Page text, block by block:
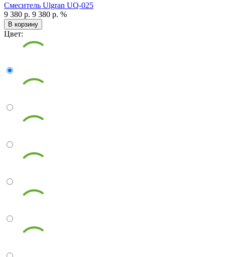
Смеситель Ulgran UQ-025
9 380 р. 9 380 р. %
В корзину
Цвет: